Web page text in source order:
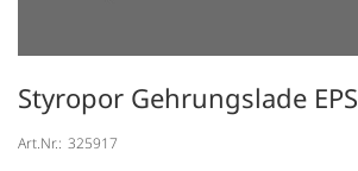
Styropor Gehrungslade EPS
Art.Nr.: 325917